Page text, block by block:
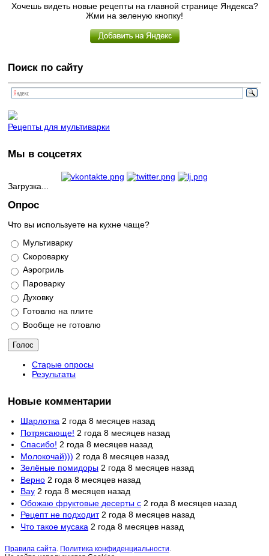
Хочешь видеть новые рецепты на главной странице Яндекса?
Жми на зеленую кнопку!
Поиск по сайту
Рецепты для мультиварки
Мы в соцсетях
Загрузка...
Опрос
Что вы используете на кухне чаще?
Варианты
Мультиварку
Скороварку
Аэрогриль
Пароварку
Духовку
Готовлю на плите
Вообще не готовлю
Старые опросы
Результаты
Новые комментарии
Шарлотка 2 года 8 месяцев назад
Потрясающе! 2 года 8 месяцев назад
Спасибо! 2 года 8 месяцев назад
Молокочай))) 2 года 8 месяцев назад
Зелёные помидоры 2 года 8 месяцев назад
Верно 2 года 8 месяцев назад
Вау 2 года 8 месяцев назад
Обожаю фруктовые десерты с 2 года 8 месяцев назад
Рецепт не подходит 2 года 8 месяцев назад
Что такое мусака 2 года 8 месяцев назад
Правила сайта. Политика конфиденциальности.